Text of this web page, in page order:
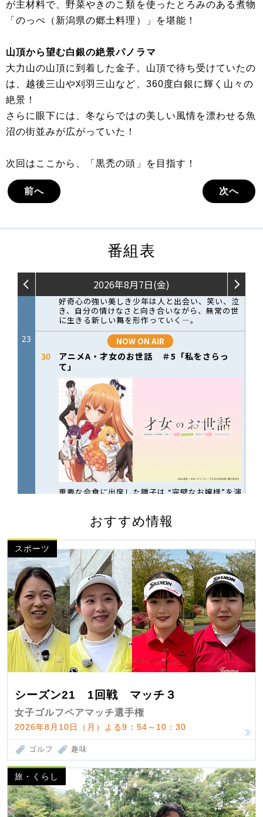
が主材料で、野菜やきのこ類を使ったとろみのある煮物
「のっぺ（新潟県の郷土料理）」を堪能！
山頂から望む白銀の絶景パノラマ
大力山の山頂に到着した金子。山頂で待ち受けていたの
は、越後三山や刈羽三山など、360度白銀に輝く山々の
絶景！
さらに眼下には、冬ならではの美しい風情を漂わせる魚
沼の街並みが広がっていた！
次回はここから、「黒禿の頭」を目指す！
前へ 次へ
番組表
おすすめ情報
スポーツ
シーズン21 1回戦 マッチ３
女子ゴルフペアマッチ選手権
2026年8月10日（月）よる9：54～10：30
ゴルフ 趣味
旅・くらし